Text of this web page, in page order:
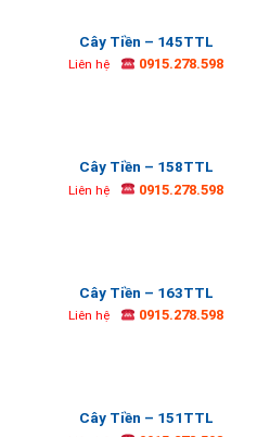
Cây Tiền – 145TTL
Liên hệ 0915.278.598
Cây Tiền – 158TTL
Liên hệ 0915.278.598
Cây Tiền – 163TTL
Liên hệ 0915.278.598
Cây Tiền – 151TTL